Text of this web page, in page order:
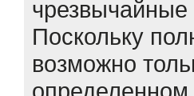
чрезвычайные
Поскольку
возможно